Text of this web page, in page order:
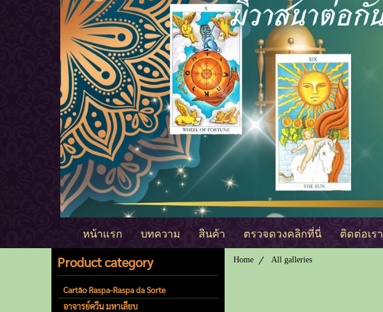
หน้าแรก บทความ สินค้า ตรวจดวงคลิกที่นี่ ติดต่อเรา
Home All galleries
Product category
Cartão Raspa-Raspa da Sorte
อาจารย์ควีน มหาเลียบ